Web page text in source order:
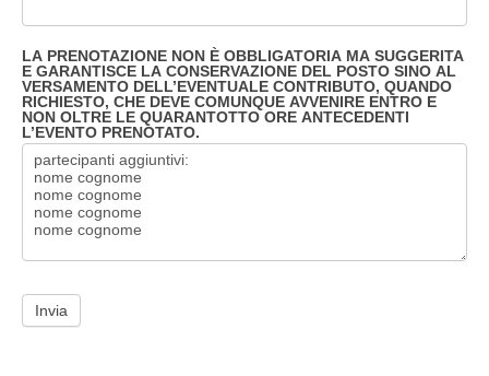
LA PRENOTAZIONE NON È OBBLIGATORIA MA SUGGERITA
E GARANTISCE LA CONSERVAZIONE DEL POSTO SINO AL
VERSAMENTO DELL’EVENTUALE CONTRIBUTO, QUANDO
RICHIESTO, CHE DEVE COMUNQUE AVVENIRE ENTRO E
NON OLTRE LE QUARANTOTTO ORE ANTECEDENTI
L’EVENTO PRENOTATO.
Invia